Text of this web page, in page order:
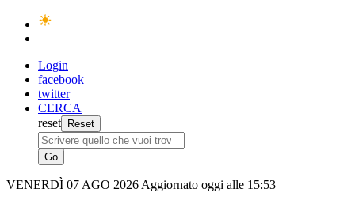
Login
facebook
twitter
CERCA
reset
VENERDÌ 07 AGO 2026 Aggiornato oggi alle 15:53